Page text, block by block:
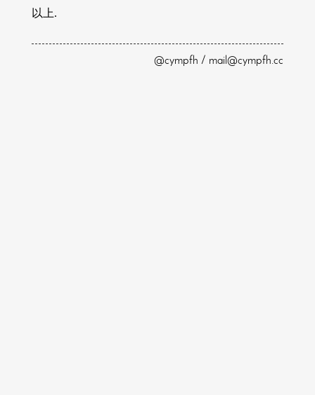
以上.
@cympfh / mail@cympfh.cc